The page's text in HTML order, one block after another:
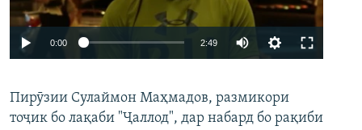
Auto 240p 360p 480p
0:00 2:49
360p
480p
Пирӯзии Сулаймон Маҳмадов, размикори
тоҷик бо лақаби "Ҷаллод", дар набард бо рақиби